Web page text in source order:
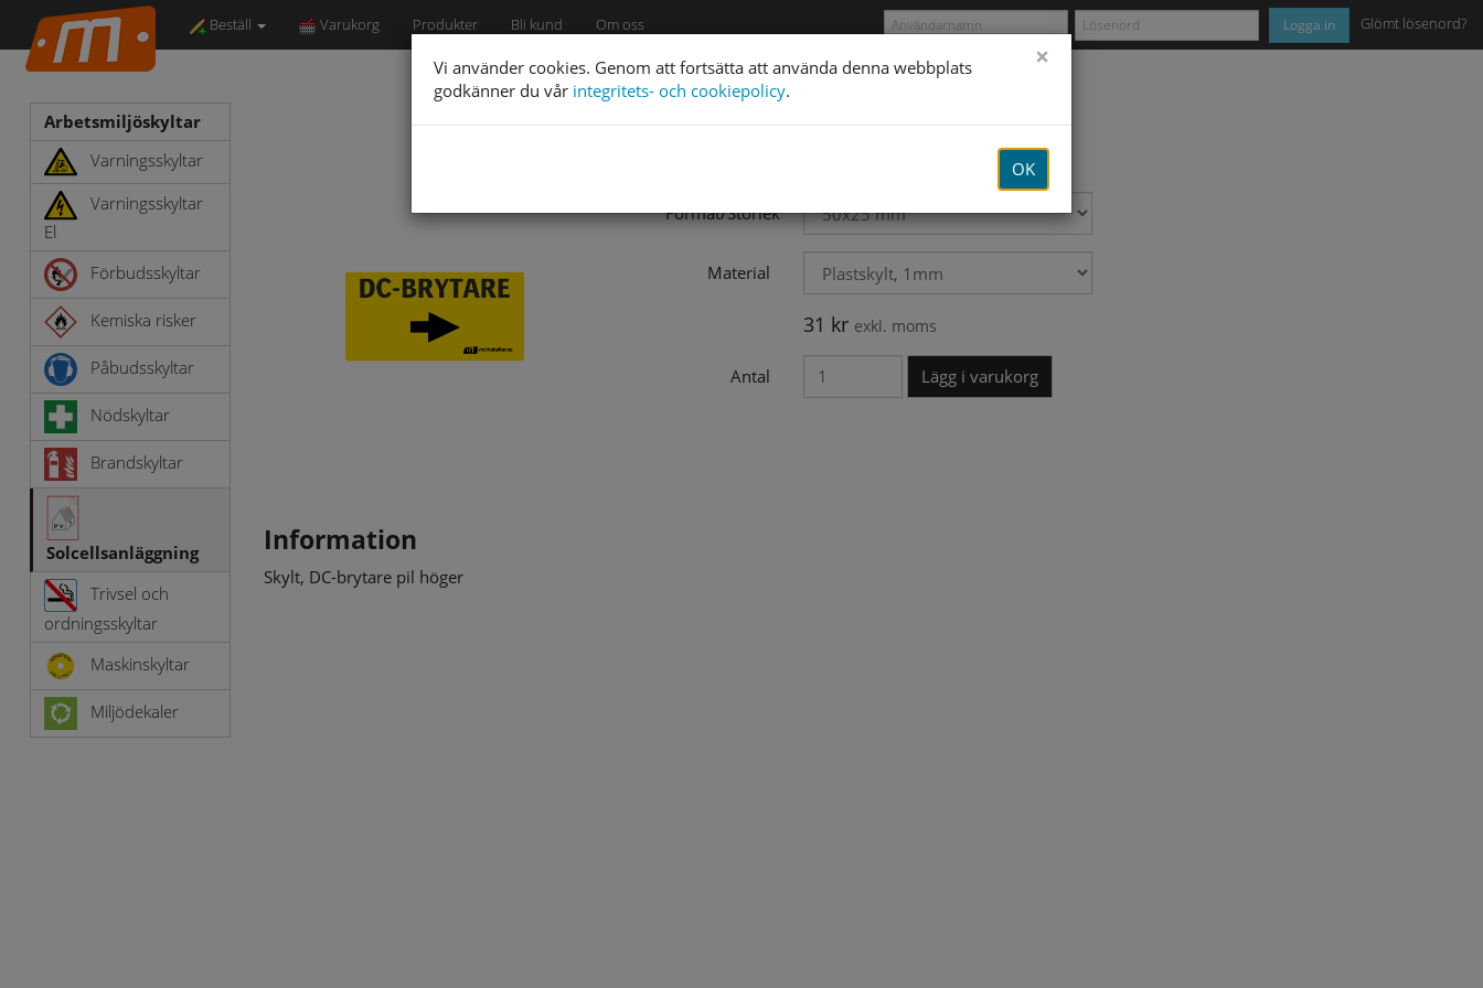
Beställ Varukorg Produkter Bli kund Om oss Logga in Glömt lösenord?
Arbetsmiljöskyltar
Varningsskyltar
Varningsskyltar
El
Förbudsskyltar
Kemiska risker
Påbudsskyltar
Nödskyltar
Brandskyltar
Solcellsanläggning
Trivsel och
ordningsskyltar
Maskinskyltar
Miljödekaler
DC-Brytare pil höger
Format/Storlek
Material
31 kr exkl. moms
Antal Lägg i varukorg
Information
Skylt, DC-brytare pil höger
×
Vi använder cookies. Genom att fortsätta att använda denna webbplats
godkänner du vår integritets- och cookiepolicy.
OK